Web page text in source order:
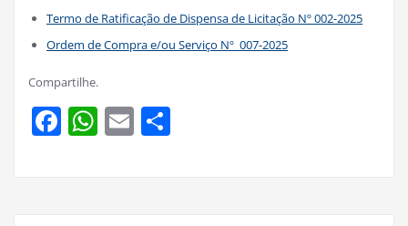
Termo de Ratificação de Dispensa de Licitação Nº 002-2025
Ordem de Compra e/ou Serviço Nº 007-2025
Compartilhe.
Facebook
WhatsApp
Email